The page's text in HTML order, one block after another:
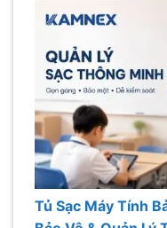
Tủ Sạc Máy Tính